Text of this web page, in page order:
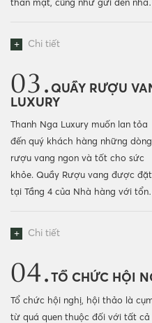
+ Chi tiết
03. QUẦY RƯỢU
LUXURY
Thanh Nga Luxury muốn lan tỏa
đến quý khách hàng những dòng
rượu vang ngon và tốt cho sức
khỏe. Quầy Rượu vang được đặt
tại Tầng 4 của Nhà hàng với
+ Chi tiết
04.TỔ CHỨC HỘI
Tổ chức hội nghị, hội thảo là
từ quá quen thuộc đối với tất cả